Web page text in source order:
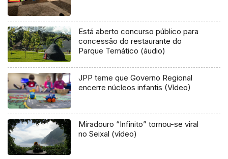
Está aberto concurso público para
concessão do restaurante do
Parque Temático (áudio)
JPP teme que Governo Regional
encerre núcleos infantis (Vídeo)
Miradouro “Infinito” tornou-se viral
no Seixal (vídeo)